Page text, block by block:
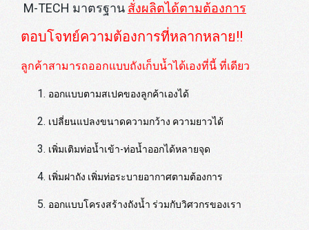
M-TECH มาตรฐาน สั่งผลิตได้ตามต้องการ
ตอบโจทย์ความต้องการที่หลากหลาย!!
ลูกค้าสามารถออกแบบถังเก็บน้ำได้เองที่นี้ ที่เดียว
ออกแบบตามสเปคของลูกค้าเองได้
เปลี่ยนแปลงขนาดความกว้าง ความยาวได้
เพิ่มเติมท่อน้ำเข้า-ท่อน้ำออกได้หลายจุด
เพิ่มฝาถัง เพิ่มท่อระบายอากาศตามต้องการ
ออกแบบโครงสร้างถังน้ำ ร่วมกับวิศวกรของเรา